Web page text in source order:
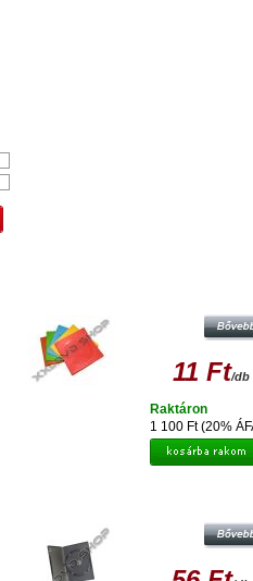
11 Ft/db
1 100 Ft (20%
Raktáron